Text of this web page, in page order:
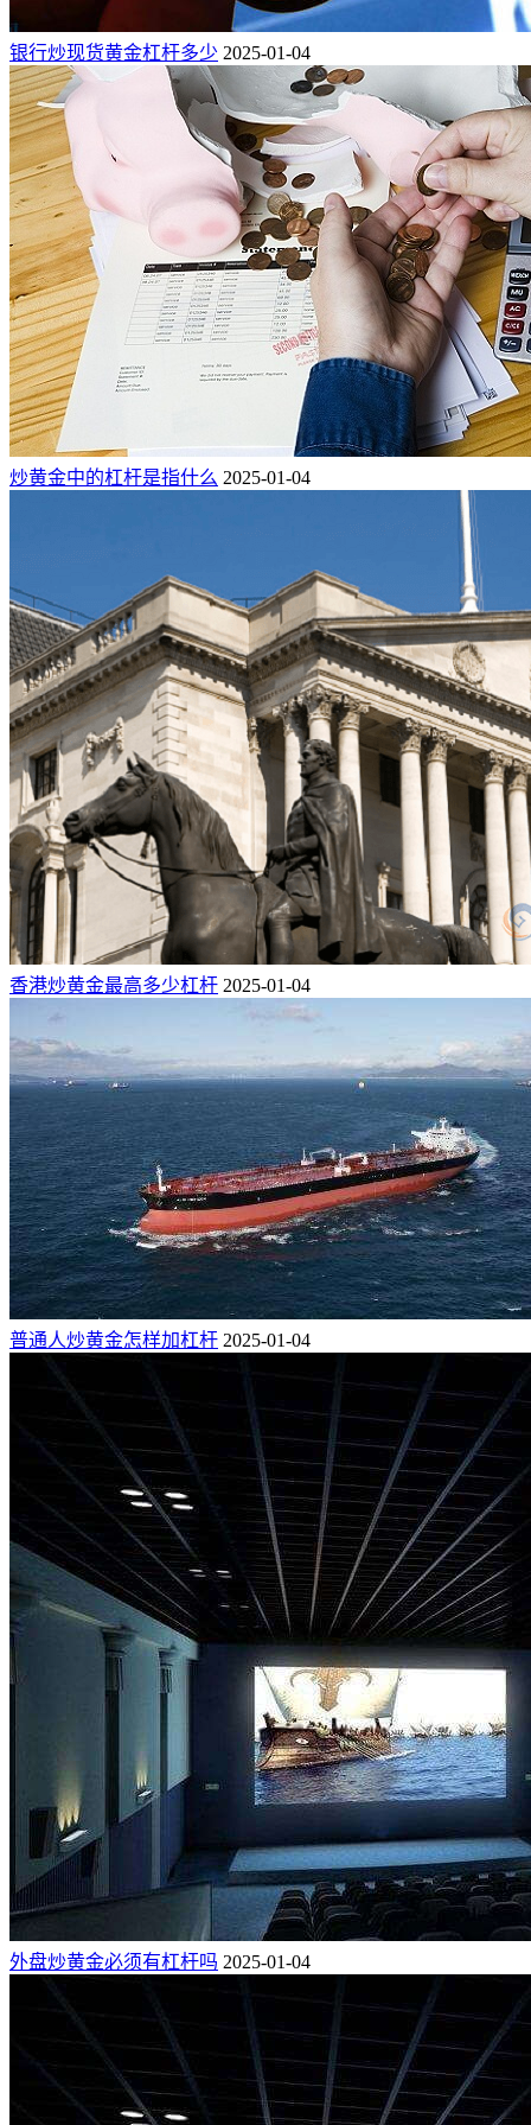
银行炒现货黄金杠杆多少 2025-01-04
炒黄金中的杠杆是指什么 2025-01-04
香港炒黄金最高多少杠杆 2025-01-04
普通人炒黄金怎样加杠杆 2025-01-04
外盘炒黄金必须有杠杆吗 2025-01-04